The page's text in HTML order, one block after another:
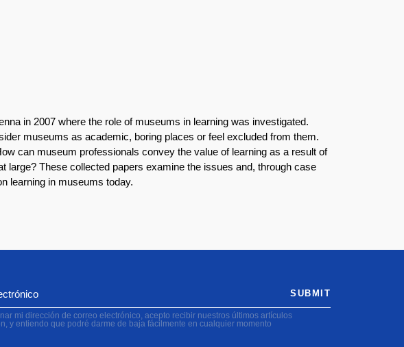
in 2007 where the role of museums in learning was investigated.
museums as academic, boring places or feel excluded from them.
can museum professionals convey the value of learning as a result of
large? These collected papers examine the issues and, through case
learning in museums today.
mi dirección de correo electrónico, acepto recibir nuestros últimos artículos
y entiendo que podré darme de baja fácilmente en cualquier momento
SUBMIT